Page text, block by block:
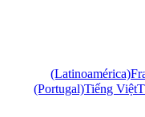
(Latinoamérica)
(Portugal)Tiếng Việt